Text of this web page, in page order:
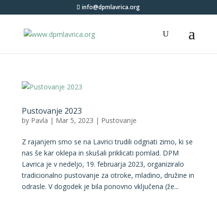
info@dpmlavrica.org
Pustovanje 2023
by Pavla | Mar 5, 2023 | Pustovanje
Z rajanjem smo se na Lavrici trudili odgnati zimo, ki se
nas še kar oklepa in skušali priklicati pomlad. DPM
Lavrica je v nedeljo, 19. februarja 2023, organiziralo
tradicionalno pustovanje za otroke, mladino, družine in
odrasle. V dogodek je bila ponovno vključena (že...